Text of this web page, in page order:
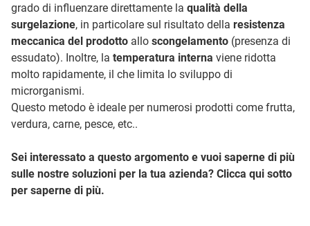
grado di influenzare direttamente la qualità della
surgelazione, in particolare sul risultato della resistenza
meccanica del prodotto allo scongelamento (presenza di
essudato). Inoltre, la temperatura interna viene ridotta
molto rapidamente, il che limita lo sviluppo di
microrganismi.
Questo metodo è ideale per numerosi prodotti come frutta,
verdura, carne, pesce, etc..
Sei interessato a questo argomento e vuoi saperne di più
sulle nostre soluzioni per la tua azienda? Clicca qui sotto
per saperne di più.